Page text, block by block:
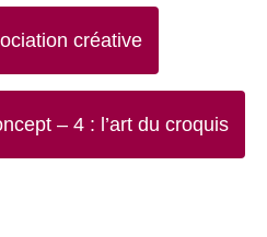
créative
– 4 : l’art du croquis